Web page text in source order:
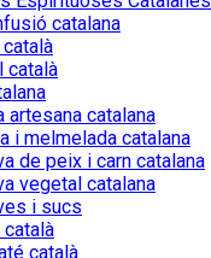
catalana
català
artesana catalana
i melmelada catalana
de peix i carn catalana
vegetal catalana
i sucs
català